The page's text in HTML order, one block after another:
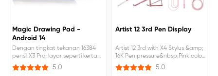
Magic Drawing Pad -
Android 14
Dengan tingkat tekanan 16384
pensil X3 Pro, layar seperti kertas,
115% sRGB, resolusi layar 2160 x
1440 yang sepenuhnya
5.0
Artist 12 3rd Pen Display
Artist 12 3rd with X4 Stylus &amp;
16K Pen pressure&nbsp;Pink color
need to ship from china, 15-20
days delivery with free taxes.
5.0